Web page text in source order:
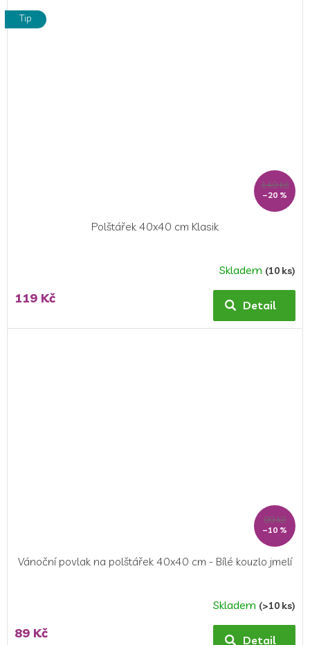
Tip
149 Kč
–20 %
Polštářek 40x40 cm Klasik
produktu
5,0
Skladem (10 ks)
119 Kč Detail
99 Kč
–10 %
Vánoční povlak na polštářek 40x40 cm - Bílé kouzlo jmelí
Skladem (>10 ks)
89 Kč Detail